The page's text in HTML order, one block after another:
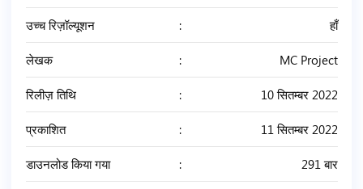
उच्च रिज़ॉल्यूशन हाँ
लेखक MC Project
रिलीज़ तिथि 10 सितम्बर 2022
प्रकाशित 11 सितम्बर 2022
डाउनलोड किया गया 291 बार